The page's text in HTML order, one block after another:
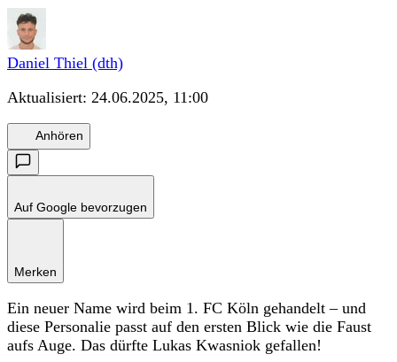
Daniel Thiel (dth)
Aktualisiert: 24.06.2025, 11:00
Anhören
Auf Google bevorzugen
Merken
Ein neuer Name wird beim 1. FC Köln gehandelt – und
diese Personalie passt auf den ersten Blick wie die Faust
aufs Auge. Das dürfte Lukas Kwasniok gefallen!